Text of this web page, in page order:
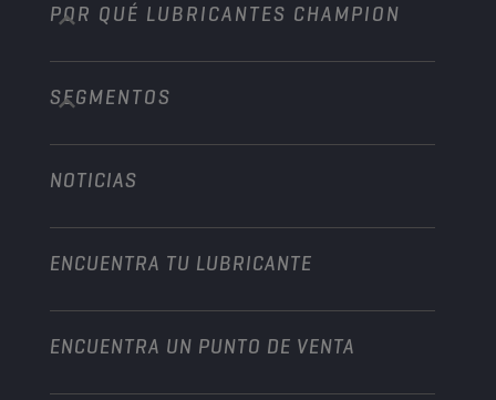
Automóvil
Camiones y autobuses
Vehículo pesado
Motocicleta y vehículo todoterreno
Industria
Naútica
POR QUÉ LUBRICANTES CHAMPION
Acerca de nosotros
Technology
Colaboraciones en deportes de motor
SEGMENTOS
Automóvil
Motocicleta
Servicio pesado
NOTICIAS
ENCUENTRA TU LUBRICANTE
ENCUENTRA UN PUNTO DE VENTA